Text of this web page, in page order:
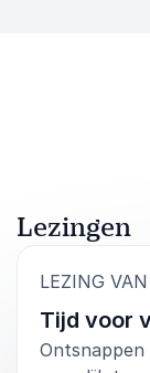
Lezingen
LEZING
Tijd voor